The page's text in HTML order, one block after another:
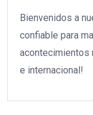
Bienvenidos a
confiable para
acontecimientos
e internacional!